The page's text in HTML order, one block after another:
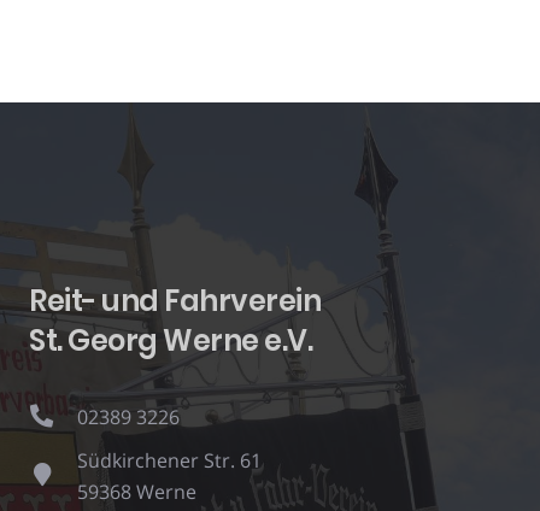
Reit- und Fahrverein
St. Georg Werne e.V.
02389 3226
Südkirchener Str. 61
59368 Werne